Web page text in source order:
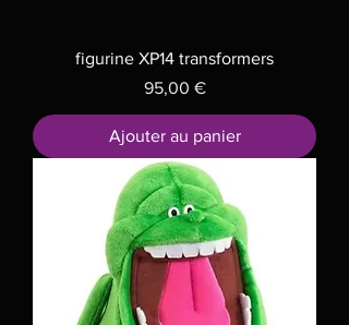
figurine XP14 transformers
Prix
95,00 €
Ajouter au panier